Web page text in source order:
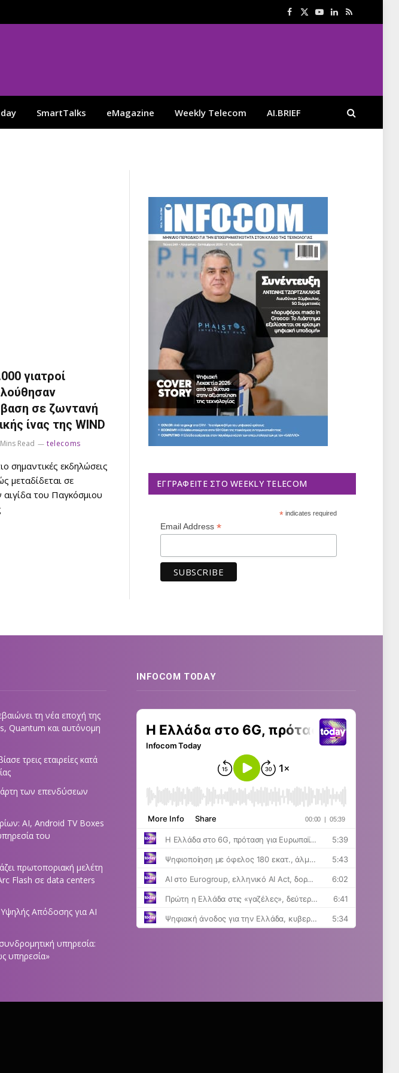
Facebook
X
YouTube
LinkedIn
RSS
SmartTalks eMagazine Weekly Telecom AI.BRIEF
γιατροί
σε ζωντανή
ίνας της WIND
Read telecoms
σημαντικές εκδηλώσεις
μεταδίδεται σε
του Παγκόσμιου
ΕΓΓΡΑΦΕΊΤΕ ΣΤΟ WEEKLY TELECOM
*indicates required
Email Address *
τη νέα εποχή της
Quantum και αυτόνομη
τρεις εταιρείες κατά
των επενδύσεων
AI, Android TV Boxes
του
πρωτοποριακή μελέτη
Flash σε data centers
Απόδοσης για AI
υπηρεσία:
υπηρεσία»
INFOCOM TODAY